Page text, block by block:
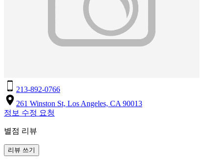
213-892-0766
261 Winston St, Los Angeles, CA 90013
정보 수정 요청
별점 리뷰
리뷰 쓰기